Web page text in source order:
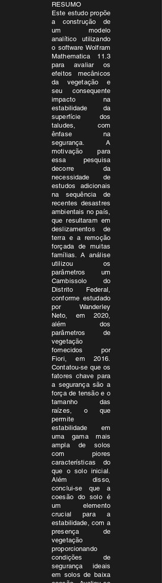
RESUMO
Este estudo propõe
a construção de
um modelo
analítico utilizando
o software Wolfram
Mathematica 11.3
para avaliar os
efeitos mecânicos
da vegetação e
seu consequente
impacto na
estabilidade da
superfície dos
taludes, com
ênfase na
segurança. A
motivação para
essa pesquisa
decorre da
necessidade de
estudos adicionais
na sequência de
recentes desastres
ambientais no país,
que resultaram em
deslizamentos de
terra e a remoção
forçada de muitas
famílias. A análise
utilizou os
parâmetros um
Cambissolo do
Distrito Federal,
conforme estudado
por Wanderley
Neto, em 2020,
além dos
parâmetros de
vegetação
fornecidos por
Fiori, em 2016.
Contatou-se que os
fatores chave para
a segurança são a
força de tensão e o
tamanho das
raízes, o que
permite
estabilidade em
uma gama mais
ampla de solos
com piores
características do
que o solo inicial.
Além disso,
conclui-se que a
coesão do solo é
um elemento
crucial para a
estabilidade, com a
presença de
vegetação
proporcionando
condições de
segurança ideais
em solos de baixa